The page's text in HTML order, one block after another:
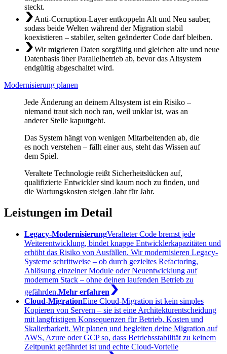
steckt.
Anti-Corruption-Layer entkoppeln Alt und Neu sauber,
sodass beide Welten während der Migration stabil
koexistieren – stabiler, selten geänderter Code darf bleiben.
Wir migrieren Daten sorgfältig und gleichen alte und neue
Datenbasis über Parallelbetrieb ab, bevor das Altsystem
endgültig abgeschaltet wird.
Modernisierung planen
Jede Änderung an deinem Altsystem ist ein Risiko –
niemand traut sich noch ran, weil unklar ist, was an
anderer Stelle kaputtgeht.
Das System hängt von wenigen Mitarbeitenden ab, die
es noch verstehen – fällt einer aus, steht das Wissen auf
dem Spiel.
Veraltete Technologie reißt Sicherheitslücken auf,
qualifizierte Entwickler sind kaum noch zu finden, und
die Wartungskosten steigen Jahr für Jahr.
Leistungen im Detail
Legacy-ModernisierungVeralteter Code bremst jede
Weiterentwicklung, bindet knappe Entwicklerkapazitäten und
erhöht das Risiko von Ausfällen. Wir modernisieren Legacy-
Systeme schrittweise – ob durch gezieltes Refactoring,
Ablösung einzelner Module oder Neuentwicklung auf
modernem Stack – ohne deinen laufenden Betrieb zu
gefährden.Mehr erfahren
Cloud-MigrationEine Cloud-Migration ist kein simples
Kopieren von Servern – sie ist eine Architekturentscheidung
mit langfristigen Konsequenzen für Betrieb, Kosten und
Skalierbarkeit. Wir planen und begleiten deine Migration auf
AWS, Azure oder GCP so, dass Betriebsstabilität zu keinem
Zeitpunkt gefährdet ist und echte Cloud-Vorteile